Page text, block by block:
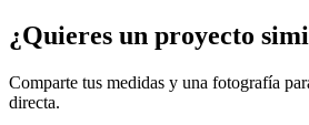
¿Quieres un proyecto
Comparte tus medidas y una fotografía
directa.